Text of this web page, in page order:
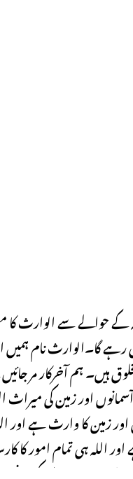
سے الوارث کا
نام ہمیں
ہیں۔ ہم آخرکار مر
اور زمین کی
آسمانوں اور زمین کا وارث
موت اور اللہ کی